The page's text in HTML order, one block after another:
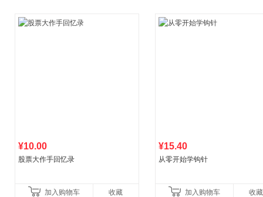
¥10.00
股票大作手回忆录
加入购物车 收藏
¥15.40
从零开始学钩针
加入购物车 收藏